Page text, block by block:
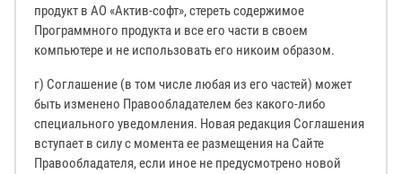
продукт в АО «Актив-софт», стереть содержимое
Программного продукта и все его части в своем
компьютере и не использовать его никоим образом.
г) Соглашение (в том числе любая из его частей) может
быть изменено Правообладателем без какого-либо
специального уведомления. Новая редакция Соглашения
вступает в силу с момента ее размещения на Сайте
Правообладателя, если иное не предусмотрено новой